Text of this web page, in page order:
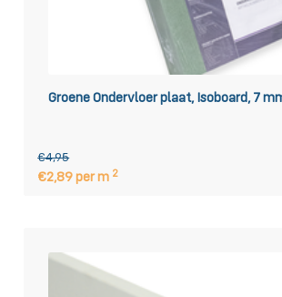
Groene Ondervloer plaat, Isoboard, 7
€4,95
€2,89 per m 2